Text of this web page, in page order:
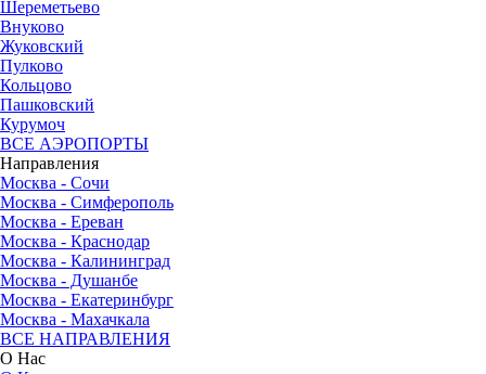
Шереметьево
Внуково
Жуковский
Пулково
Кольцово
Пашковский
Курумоч
ВСЕ АЭРОПОРТЫ
Направления
Москва - Сочи
Москва - Симферополь
Москва - Ереван
Москва - Краснодар
Москва - Калининград
Москва - Душанбе
Москва - Екатеринбург
Москва - Махачкала
ВСЕ НАПРАВЛЕНИЯ
О Нас